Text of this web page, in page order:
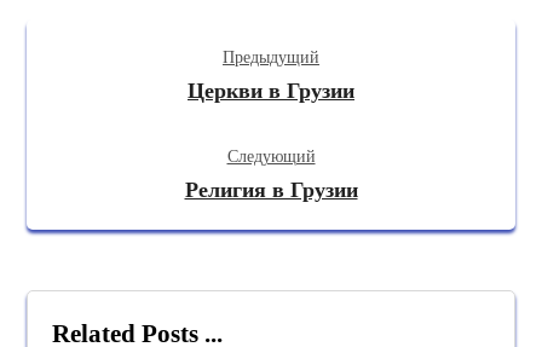
Предыдущий
Церкви в Грузии
Следующий
Религия в Грузии
Related Posts ...